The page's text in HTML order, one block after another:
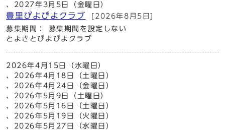
、2027年3月5日（金曜日）
豊里ぴよぴよクラブ [2026年8月5日]
募集期間： 募集期間を設定しない
とよさとぴよぴよクラブ
2026年4月15日（水曜日）
、2026年4月18日（土曜日）
、2026年4月24日（金曜日）
、2026年5月9日（土曜日）
、2026年5月16日（土曜日）
、2026年5月19日（火曜日）
、2026年5月27日（水曜日）